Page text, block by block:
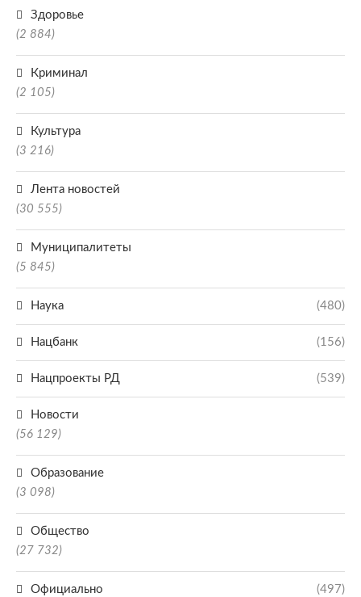
Здоровье
(2 884)
Криминал
(2 105)
Культура
(3 216)
Лента новостей
(30 555)
Муниципалитеты
(5 845)
Наука (480)
Нацбанк (156)
Нацпроекты РД (539)
Новости
(56 129)
Образование
(3 098)
Общество
(27 732)
Официально (497)